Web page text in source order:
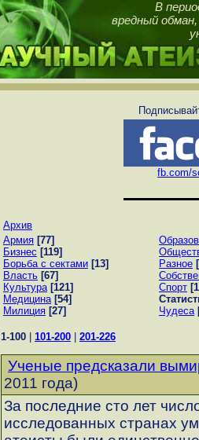
В
вредный
fb.com/
Архив
Армия [77]
Бизнес [119]
Борьба с сектами [13]
Власть [67]
Культура [121]
Медицина [54]
Милиция [27]
Разное
Спорт
Чудеса
1-100 101-200 201-226
Ученые предсказали
2011 года)
За последние сто лет
исследованных странах